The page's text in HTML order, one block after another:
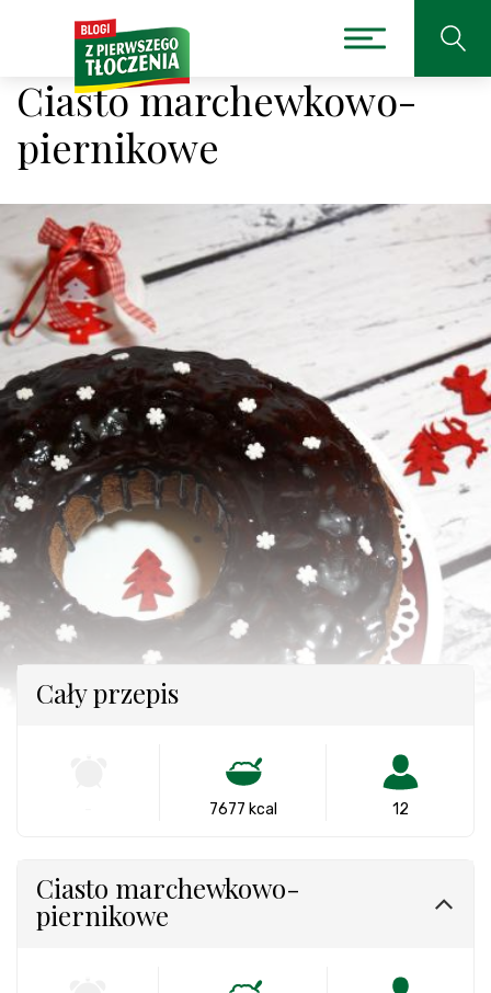
Ciasto marchewkowo-
piernikowe
Cały przepis
7677 kcal 12
Ciasto marchewkowo-
piernikowe